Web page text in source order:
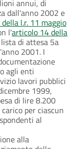
annui, di
dall'anno 2002 e
l.r. 11 maggio
l'articolo 14 della
di attesa 5a
2001. I
agli enti
lavori pubblici
1999,
di lire 8.200
per ciascun
al
alla